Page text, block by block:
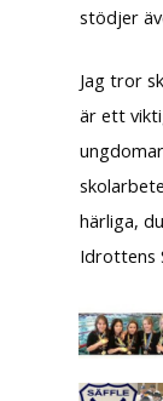
stödjer
Jag tror
är ett
härliga,
Idrottens